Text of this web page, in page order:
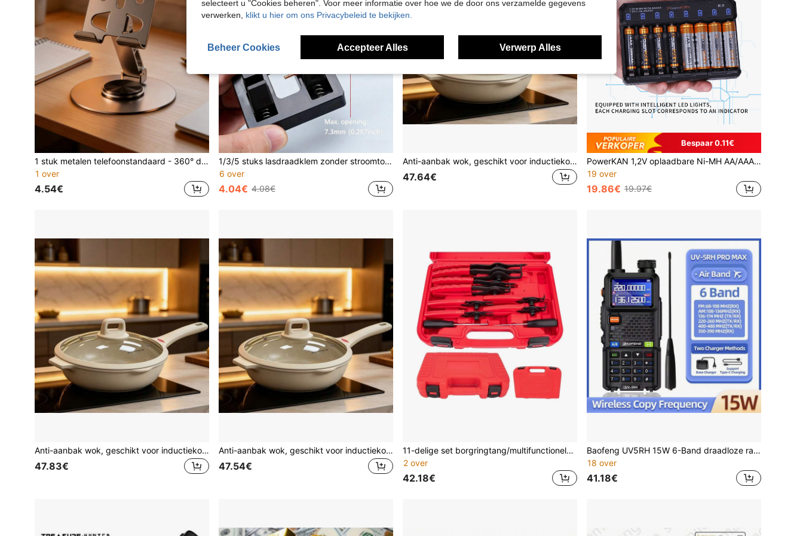
1 stuk metalen telefoonstandaard - 360° draaibaar, verstelbaar en opvouwbaar, met antislipvoet, geschikt voor desktoptelefoons, livestreaming, video kijken/series bekijken.
1 over
4.54€
1/3/5 stuks lasdraadklem zonder stroomtoevoer – Snelontgrendelingsbeugel voor veilige draadverbindingen, constructie, techniek en decoratie (handmatige schroefverstelling)
6 over
4.04€ 4.08€
Anti-aanbak wok, geschikt voor inductiekookplaat, gasfornuis en thuiskoken
47.64€
Bespaar 0.11€
PowerKAN 1,2V oplaadbare Ni-MH AA/AAA-batterijen (8 stuks AA 800mAh + 8 stuks AAA 300mAh) met NL8 USB-snelladerset
19 over
19.86€ 19.97€
Anti-aanbak wok, geschikt voor inductiekookplaat, gasfornuis en thuiskoken
47.83€
Anti-aanbak wok, geschikt voor inductiekookplaat, gasfornuis en thuiskoken
47.54€
11-delige set borgringtang/multifunctionele expansiering-klemtang/borgring/interne circlip/externe circlip/dubbelzijdige tanggereedschapset
2 over
42.18€
Baofeng UV5RH 15W 6-Band draadloze radio met vervangbare frequentie, 999 kanalen, USB-transceiver, HAM, 10 km bereik, essentiële draadloze communicatieapparatuur voor kamperen in de buitenlucht, wandelen, exploratie, konvooi en transport
18 over
41.18€
selecteert u "Cookies beheren". Voor meer informatie over hoe we de door ons verzamelde gegevens
verwerken, klikt u hier om ons Privacybeleid te bekijken.
Beheer Cookies Accepteer Alles Verwerp Alles